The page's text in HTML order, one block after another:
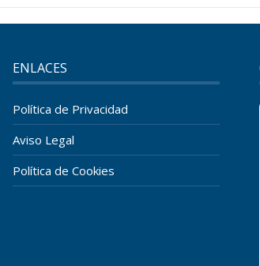
ENLACES
Política de Privacidad
Aviso Legal
Política de Cookies